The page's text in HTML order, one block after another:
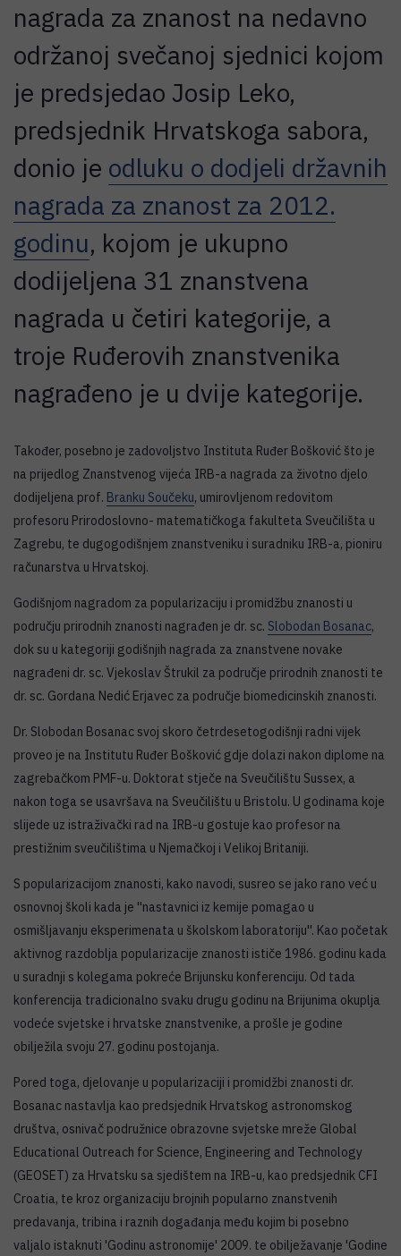
nagrada za znanost na nedavno
održanoj svečanoj sjednici kojom
je predsjedao Josip Leko,
predsjednik Hrvatskoga sabora,
donio je odluku o dodjeli državnih
nagrada za znanost za 2012.
godinu, kojom je ukupno
dodijeljena 31 znanstvena
nagrada u četiri kategorije, a
troje Ruđerovih znanstvenika
nagrađeno je u dvije kategorije.
Također, posebno je zadovoljstvo Instituta Ruđer Bošković što je
na prijedlog Znanstvenog vijeća IRB-a nagrada za životno djelo
dodijeljena prof. Branku Součeku, umirovljenom redovitom
profesoru Prirodoslovno- matematičkoga fakulteta Sveučilišta u
Zagrebu, te dugogodišnjem znanstveniku i suradniku IRB-a, pioniru
računarstva u Hrvatskoj.
Godišnjom nagradom za popularizaciju i promidžbu znanosti u
području prirodnih znanosti nagrađen je dr. sc. Slobodan Bosanac,
dok su u kategoriji godišnjih nagrada za znanstvene novake
nagrađeni dr. sc. Vjekoslav Štrukil za područje prirodnih znanosti te
dr. sc. Gordana Nedić Erjavec za područje biomedicinskih znanosti.
Dr. Slobodan Bosanac svoj skoro četrdesetogodišnji radni vijek
proveo je na Institutu Ruđer Bošković gdje dolazi nakon diplome na
zagrebačkom PMF-u. Doktorat stječe na Sveučilištu Sussex, a
nakon toga se usavršava na Sveučilištu u Bristolu. U godinama koje
slijede uz istraživački rad na IRB-u gostuje kao profesor na
prestižnim sveučilištima u Njemačkoj i Velikoj Britaniji.
S popularizacijom znanosti, kako navodi, susreo se jako rano već u
osnovnoj školi kada je ''nastavnici iz kemije pomagao u
osmišljavanju eksperimenata u školskom laboratoriju''. Kao početak
aktivnog razdoblja popularizacije znanosti ističe 1986. godinu kada
u suradnji s kolegama pokreće Brijunsku konferenciju. Od tada
konferencija tradicionalno svaku drugu godinu na Brijunima okuplja
vodeće svjetske i hrvatske znanstvenike, a prošle je godine
obilježila svoju 27. godinu postojanja.
Pored toga, djelovanje u popularizaciji i promidžbi znanosti dr.
Bosanac nastavlja kao predsjednik Hrvatskog astronomskog
društva, osnivač podružnice obrazovne svjetske mreže Global
Educational Outreach for Science, Engineering and Technology
(GEOSET) za Hrvatsku sa sjedištem na IRB-u, kao predsjednik CFI
Croatia, te kroz organizaciju brojnih popularno znanstvenih
predavanja, tribina i raznih događanja među kojim bi posebno
valjalo istaknuti 'Godinu astronomije' 2009. te obilježavanje 'Godine